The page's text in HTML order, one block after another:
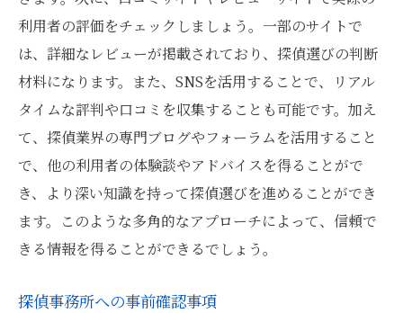
利用者の評価をチェックしましょう。一部のサイトで
は、詳細なレビューが掲載されており、探偵選びの判断
材料になります。また、SNSを活用することで、リアル
タイムな評判や口コミを収集することも可能です。加え
て、探偵業界の専門ブログやフォーラムを活用すること
で、他の利用者の体験談やアドバイスを得ることがで
き、より深い知識を持って探偵選びを進めることができ
ます。このような多角的なアプローチによって、信頼で
きる情報を得ることができるでしょう。
探偵事務所への事前確認事項